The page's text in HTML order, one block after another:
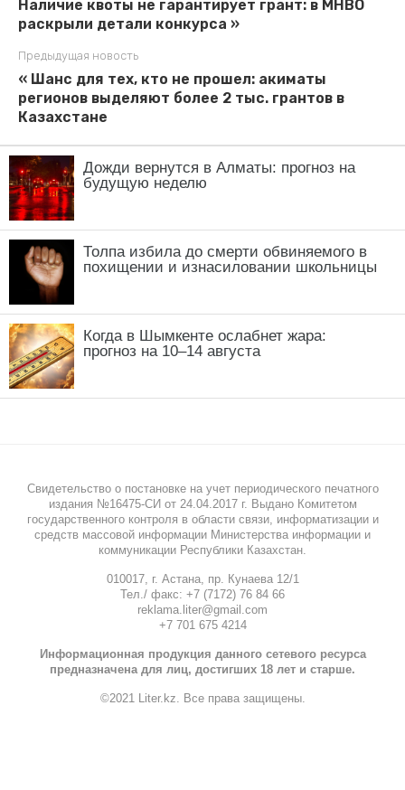
Дожди вернутся в Алматы: прогноз на
будущую неделю
Толпа избила до смерти обвиняемого в
похищении и изнасиловании школьницы
Когда в Шымкенте ослабнет жара:
прогноз на 10–14 августа
Свидетельство о постановке на учет периодического печатного
издания №16475-СИ от 24.04.2017 г. Выдано Комитетом
государственного контроля в области связи, информатизации и
средств массовой информации Министерства информации и
коммуникации Республики Казахстан.
010017, г. Астана, пр. Кунаева 12/1
Тел./ факс: +7 (7172) 76 84 66
reklama.liter@gmail.com
+7 701 675 4214
Информационная продукция данного сетевого ресурса
предназначена для лиц, достигших 18 лет и старше.
©2021 Liter.kz. Все права защищены.